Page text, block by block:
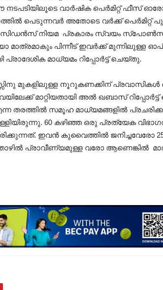
നടപടിയിലൂടെ വാർ‌ഷിക പെർ‌മിറ്റ് ഫീസ്
പെടുന്നവർ അതോടെ വർക്ക് പെർമിറ്റ്
നിയമ പ്രകാരം സ്വയം
മാത്രമാകും പിന്നീട് ഇവർക്ക് മുന്നിലുള്ള
പ്രാദേശിക മാധ്യമം റിപ്പോർട്ട് ചെയ്തു.
മുകളിലുള്ള നൂറുകണക്കിന്
മാറ്റിയതായി അൽ ഖബാസ്
സമൂഹ മാധ്യമങ്ങളിൽ
60 കഴിഞ്ഞ ഒരു പ്രത്യേക
ഇവൻ കുവൈത്തിൽ ജനിച്ചവേരോ
പ്രാവീണ്യമുള്ള വരോ ആണെങ്കിൽ